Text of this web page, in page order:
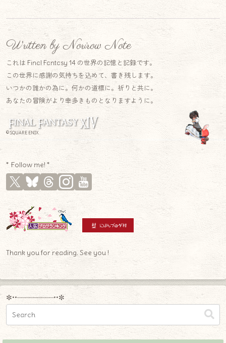
Written by Norirow Note
これは Final Fantasy 14 の世界の記憶と記録です。
この世界に感謝の気持ちを込めて、書き残します。
いつかの誰かの為に。何かの道標に。祈りと共に。
あなたの冒険がより幸多きものとなりますように。
© SQUARE ENIX
* Follow me! *
Thank you for reading. See you !
✼••┈┈┈┈┈┈┈┈┈••✼